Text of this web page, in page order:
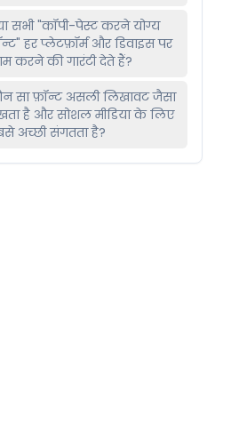
सभी "कॉपी-पेस्ट करने योग्य
हर प्लेटफ़ॉर्म और डिवाइस पर
करने की गारंटी देते हैं?
सा फ़ॉन्ट असली लिखावट जैसा
है और सोशल मीडिया के लिए
अच्छी संगतता है?